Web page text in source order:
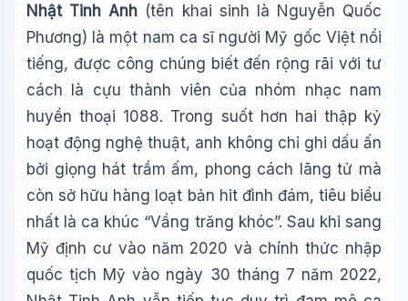
Nhật Tinh Anh (tên khai sinh là Nguyễn Quốc
Phương) là một nam ca sĩ người Mỹ gốc Việt nổi
tiếng, được công chúng biết đến rộng rãi với tư
cách là cựu thành viên của nhóm nhạc nam
huyền thoại 1088. Trong suốt hơn hai thập kỷ
hoạt động nghệ thuật, anh không chỉ ghi dấu ấn
bởi giọng hát trầm ấm, phong cách lãng tử mà
còn sở hữu hàng loạt bản hit đình đám, tiêu biểu
nhất là ca khúc “Vầng trăng khóc”. Sau khi sang
Mỹ định cư vào năm 2020 và chính thức nhập
quốc tịch Mỹ vào ngày 30 tháng 7 năm 2022,